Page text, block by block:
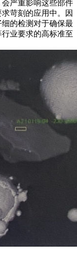
严重影响这些部件
苛刻的应用中。因
细的检测 对于确保最
行业要求的高标准至